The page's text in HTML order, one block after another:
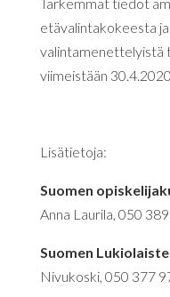
etävalintakokeesta
valintamenettelyistä
viimeistään
Lisätietoja:
Suomen
Anna Laurila, 050
Suomen
Nivukoski, 050 377